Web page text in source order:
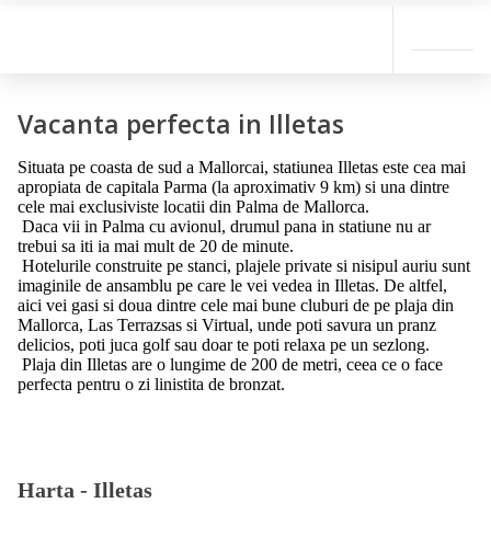
Vacanta perfecta in Illetas
Situata pe coasta de sud a Mallorcai, statiunea Illetas este cea mai
apropiata de capitala Parma (la aproximativ 9 km) si una dintre
cele mai exclusiviste locatii din Palma de Mallorca.
Daca vii in Palma cu avionul, drumul pana in statiune nu ar
trebui sa iti ia mai mult de 20 de minute.
Hotelurile construite pe stanci, plajele private si nisipul auriu sunt
imaginile de ansamblu pe care le vei vedea in Illetas. De altfel,
aici vei gasi si doua dintre cele mai bune cluburi de pe plaja din
Mallorca, Las Terrazsas si Virtual, unde poti savura un pranz
delicios, poti juca golf sau doar te poti relaxa pe un sezlong.
Plaja din Illetas are o lungime de 200 de metri, ceea ce o face
perfecta pentru o zi linistita de bronzat.
Harta - Illetas